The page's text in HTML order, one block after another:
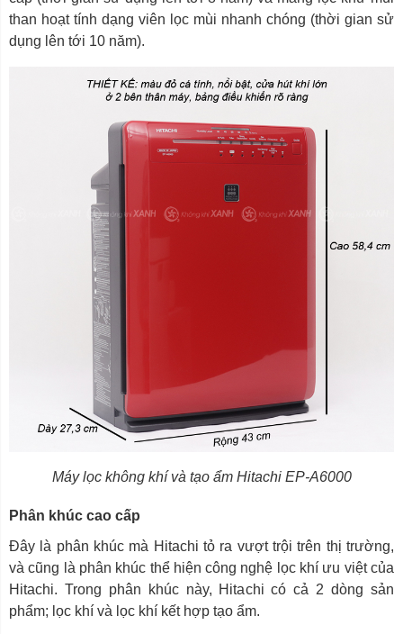
than hoạt tính dạng viên lọc mùi nhanh chóng (thời gian sử
dụng lên tới 10 năm).
Máy lọc không khí và tạo ẩm Hitachi EP-A6000
Phân khúc cao cấp
Đây là phân khúc mà Hitachi tỏ ra vượt trội trên thị trường,
và cũng là phân khúc thể hiện công nghệ lọc khí ưu việt của
Hitachi. Trong phân khúc này, Hitachi có cả 2 dòng sản
phẩm; lọc khí và lọc khí kết hợp tạo ẩm.